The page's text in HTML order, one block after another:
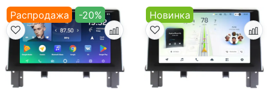
Распродажа -20% Новинка